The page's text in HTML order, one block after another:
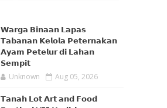
𝗪𝗮𝗿𝗴𝗮 𝗕𝗶𝗻𝗮𝗮𝗻 𝗟𝗮𝗽𝗮𝘀
𝗧𝗮𝗯𝗮𝗻𝗮𝗻 𝗞𝗲𝗹𝗼𝗹𝗮 𝗣𝗲𝘁𝗲𝗿𝗻𝗮𝗸𝗮𝗻
𝗔𝘆𝗮𝗺 𝗣𝗲𝘁𝗲𝗹𝘂𝗿 𝗱𝗶 𝗟𝗮𝗵𝗮𝗻
𝗦𝗲𝗺𝗽𝗶𝘁
Unknown Aug 05, 2026
𝗧𝗮𝗻𝗮𝗵 𝗟𝗼𝘁 𝗔𝗿𝘁 𝗮𝗻𝗱 𝗙𝗼𝗼𝗱